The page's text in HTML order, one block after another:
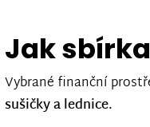
Jak
Vybrané finanční
sušičky a lednice.